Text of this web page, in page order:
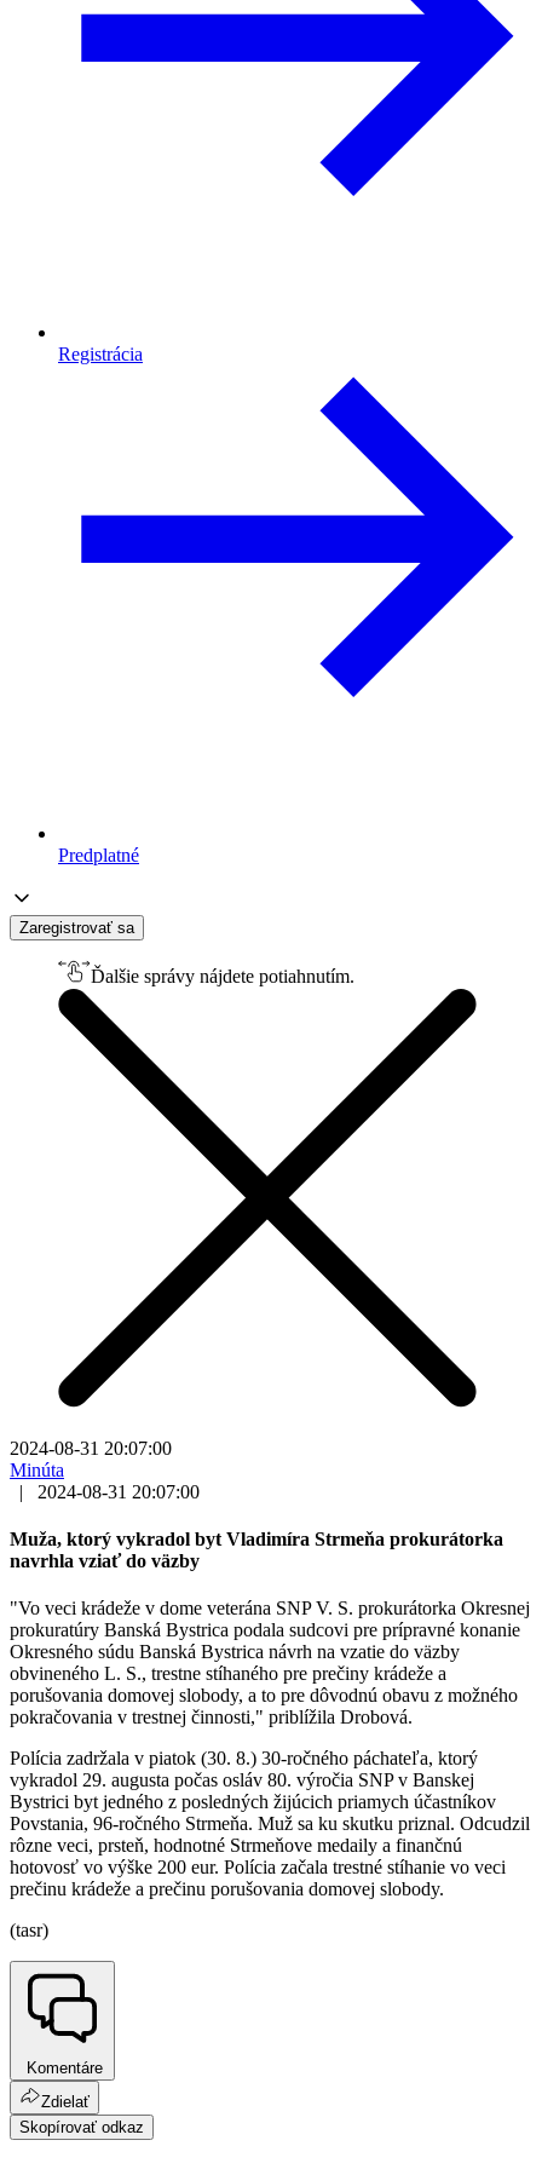
Registrácia
Predplatné
Zaregistrovať sa
Ďalšie správy nájdete potiahnutím.
2024-08-31 20:07:00
Minúta
|
2024-08-31 20:07:00
Muža, ktorý vykradol byt Vladimíra Strmeňa prokurátorka
navrhla vziať do väzby
"Vo veci krádeže v dome veterána SNP V. S. prokurátorka Okresnej
prokuratúry Banská Bystrica podala sudcovi pre prípravné konanie
Okresného súdu Banská Bystrica návrh na vzatie do väzby
obvineného L. S., trestne stíhaného pre prečiny krádeže a
porušovania domovej slobody, a to pre dôvodnú obavu z možného
pokračovania v trestnej činnosti," priblížila Drobová.
Polícia zadržala v piatok (30. 8.) 30-ročného páchateľa, ktorý
vykradol 29. augusta počas osláv 80. výročia SNP v Banskej
Bystrici byt jedného z posledných žijúcich priamych účastníkov
Povstania, 96-ročného Strmeňa. Muž sa ku skutku priznal. Odcudzil
rôzne veci, prsteň, hodnotné Strmeňove medaily a finančnú
hotovosť vo výške 200 eur. Polícia začala trestné stíhanie vo veci
prečinu krádeže a prečinu porušovania domovej slobody.
(tasr)
Komentáre
Zdielať
Skopírovať odkaz